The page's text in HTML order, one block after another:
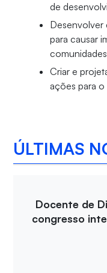
de
Desenvolver
para causar
Criar e
ações para
ÚLTIMAS
Docente de
congresso